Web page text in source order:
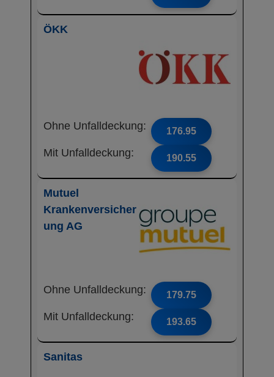
ÖKK
Ohne Unfalldeckung: 176.95
Mit Unfalldeckung: 190.55
Mutuel
Krankenversicher
ung AG
Ohne Unfalldeckung: 179.75
Mit Unfalldeckung: 193.65
Sanitas